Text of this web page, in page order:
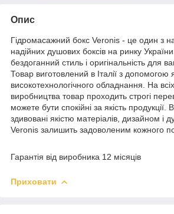
Опис
Гідромасажний бокс Veronis - це один з
надійних душових боксів на ринку
бездоганний стиль і оригінальність для
Товар виготовлений в Італії з допомогою
високотехнологічного обладнання. На
виробництва товар проходить строгі
можете бути спокійні за якість
здивовані якістю матеріалів, дизайном і
Veronis залишить задоволеним кожного
Гарантія від виробника 12 місяців
Приховати